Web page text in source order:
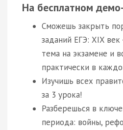
На бесплатном
Сможешь закрыть
заданий ЕГЭ: XIX век
тема на экзамене и
практически в
Изучишь всех
за 3 урока!
Разберешься в
периода: войны,